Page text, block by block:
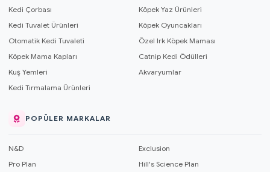
Kedi Çorbası
Köpek Yaz Ürünleri
Kedi Tuvalet Ürünleri
Köpek Oyuncakları
Otomatik Kedi Tuvaleti
Özel Irk Köpek Maması
Köpek Mama Kapları
Catnip Kedi Ödülleri
Kuş Yemleri
Akvaryumlar
Kedi Tırmalama Ürünleri
POPÜLER MARKALAR
N&D
Exclusion
Pro Plan
Hill's Science Plan